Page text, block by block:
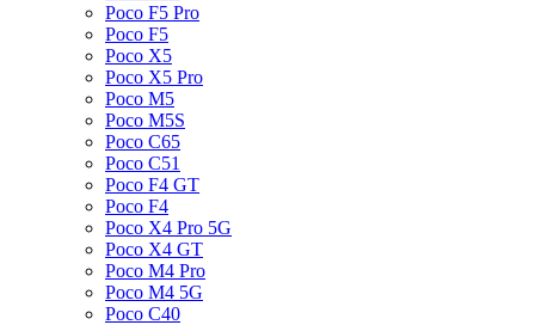
Poco F5 Pro
Poco F5
Poco X5
Poco X5 Pro
Poco M5
Poco M5S
Poco C65
Poco C51
Poco F4 GT
Poco F4
Poco X4 Pro 5G
Poco X4 GT
Poco M4 Pro
Poco M4 5G
Poco C40